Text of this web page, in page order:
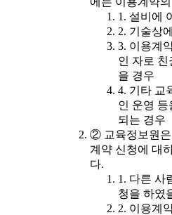
1. 설비에
2. 기술상
3. 이용계
인 자로
을 경우
4. 기타 교
인 운영 등
되는 경우
② 교육정보원은
계약 신청에 대
다.
1. 다른 사
청을 하였
2. 이용계